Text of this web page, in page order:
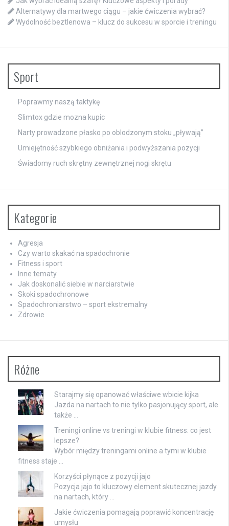
Alternatywy dla martwego ciągu – jakie ćwiczenia wybrać?
Wydolność beztlenowa – klucz do sukcesu w sporcie i treningu
Sport
Poprawmy naszą taktykę
Slimtox gdzie mozna kupic
Narty prowadzone płasko po oblodzonym stoku „pływają”
Umiejętność szybkiego obniżania i podwyższania pozycji
Świadomy ruch skrętny zewnętrznej nogi skrętu
Kategorie
Agresja
Czy warto skakać na spadochronie
Fitness i sport
Inne tematy
Jak doskonalić siebie w narciarstwie
Skoki spadochronowe
Spadochroniarstwo – sport ekstremalny
Zdrowie
Różne
Starajmy się opanować właściwe wbicie kijka
Jazda na nartach to nie tylko pasjonujący sport, ale
także …
Treningi online vs treningi w klubie fitness: co jest
lepsze?
Wybór między treningami online a tymi w klubie
fitness staje …
Korzyści płynące z pozycji jajo
Pozycja jajo to kluczowy element skutecznej jazdy
na nartach, który …
Jakie ćwiczenia pomagają poprawić koncentrację
umysłu